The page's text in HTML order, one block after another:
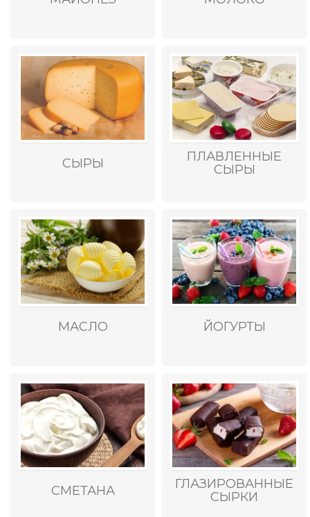
СЫРЫ
ПЛАВЛЕННЫЕ
СЫРЫ
МАСЛО ЙОГУРТЫ
СМЕТАНА
ГЛАЗИРОВАННЫЕ
СЫРКИ